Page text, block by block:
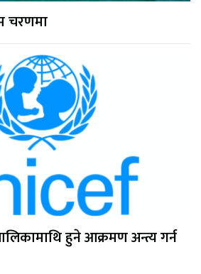
चरणमा
हुने आक्रमण अन्त्य गर्न